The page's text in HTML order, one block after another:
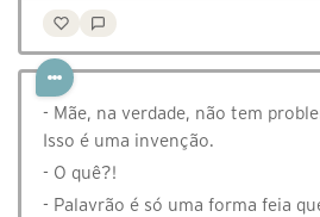
- Mãe, na verdade, não tem
Isso é uma invenção.
- O quê?!
- Palavrão é só uma forma feia